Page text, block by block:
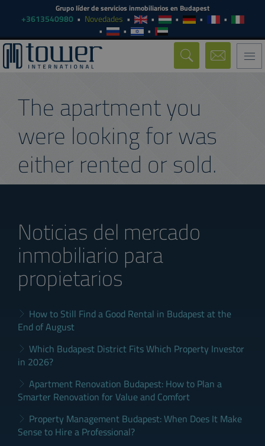
Grupo líder de servicios inmobiliarios en Budapest
+3613540980 Novedades
The apartment you
were looking for was
either rented or sold.
Noticias del mercado
inmobiliario para
propietarios
How to Still Find a Good Rental in Budapest at the
End of August
Which Budapest District Fits Which Property Investor
in 2026?
Apartment Renovation Budapest: How to Plan a
Smarter Renovation for Value and Comfort
Property Management Budapest: When Does It Make
Sense to Hire a Professional?